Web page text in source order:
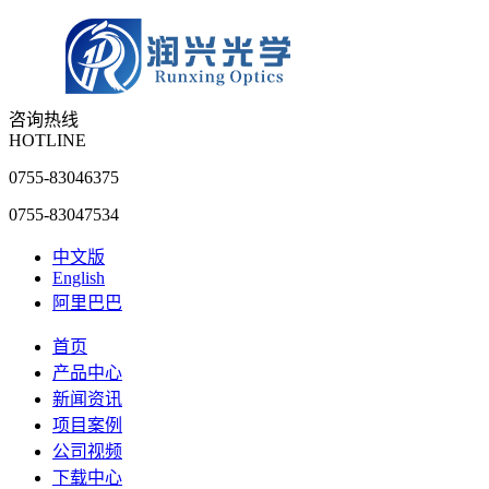
咨询热线
HOTLINE
0755-83046375
0755-83047534
中文版
English
阿里巴巴
首页
产品中心
新闻资讯
项目案例
公司视频
下载中心